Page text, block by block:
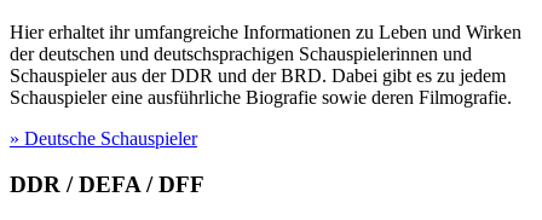
Hier erhaltet ihr umfangreiche Informationen zu Leben und Wirken
der deutschen und deutschsprachigen Schauspielerinnen und
Schauspieler aus der DDR und der BRD. Dabei gibt es zu jedem
Schauspieler eine ausführliche Biografie sowie deren Filmografie.
» Deutsche Schauspieler
DDR / DEFA / DFF